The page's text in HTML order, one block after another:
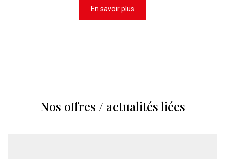
En savoir plus
Nos offres / actualités liées